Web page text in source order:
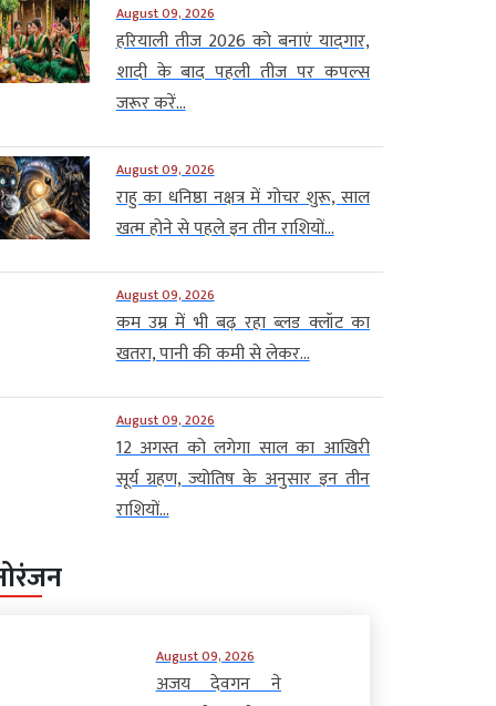
August 09, 2026
हरियाली तीज 2026 को बनाएं यादगार,
शादी के बाद पहली तीज पर कपल्स
जरूर करें...
August 09, 2026
राहु का धनिष्ठा नक्षत्र में गोचर शुरू, साल
खत्म होने से पहले इन तीन राशियों...
August 09, 2026
कम उम्र में भी बढ़ रहा ब्लड क्लॉट का
खतरा, पानी की कमी से लेकर...
August 09, 2026
12 अगस्त को लगेगा साल का आखिरी
सूर्य ग्रहण, ज्योतिष के अनुसार इन तीन
राशियों...
August 09, 2026
अजय देवगन ने